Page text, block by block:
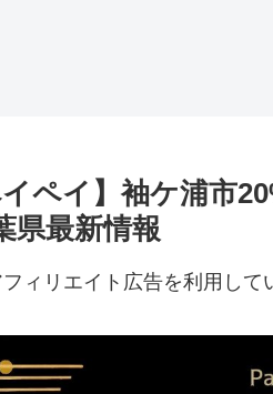
イペイ】袖ケ浦市
県最新情報
ィリエイト広告を利用して